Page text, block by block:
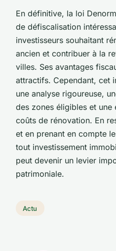
En définitive, la loi
de défiscalisation
investisseurs souhaitant
ancien et contribuer à la
villes. Ses avantages
attractifs. Cependant, cet
une analyse rigoureuse,
des zones éligibles et une
coûts de rénovation. En
et en prenant en compte
tout investissement
peut devenir un levier
patrimoniale.
Actu